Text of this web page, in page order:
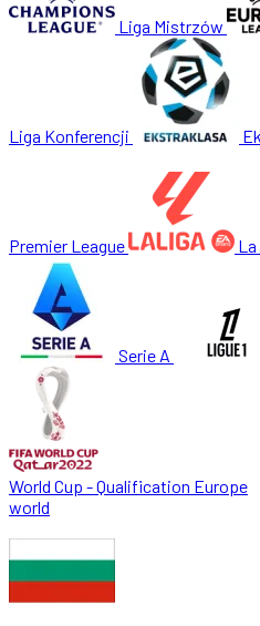
Liga Mistrzów
Liga Konferencji
Premier League
Serie A
World Cup - Qualification Europe
world